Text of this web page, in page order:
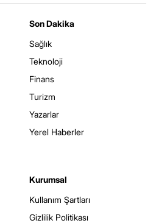
Son Dakika
Sağlık
Teknoloji
Finans
Turizm
Yazarlar
Yerel Haberler
Kurumsal
Kullanım Şartları
Gizlilik Politikası